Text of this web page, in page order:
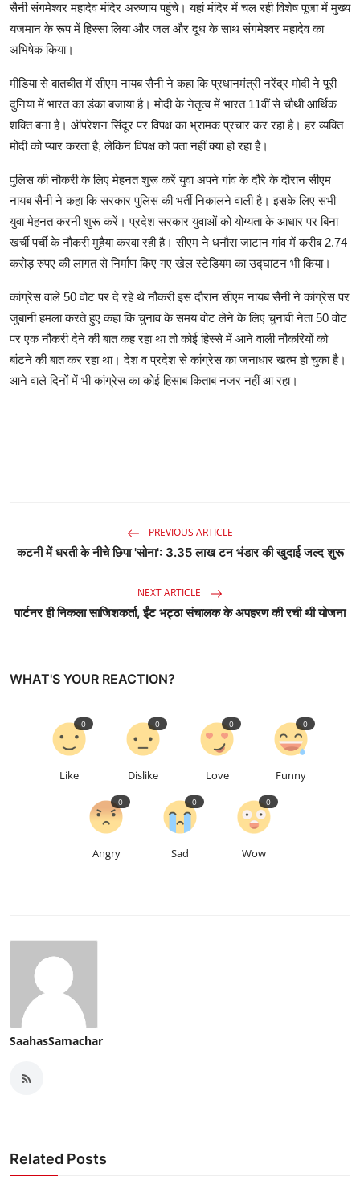
सैनी संगमेश्वर महादेव मंदिर अरुणाय पहुंचे। यहां मंदिर में चल रही विशेष पूजा में मुख्य
यजमान के रूप में हिस्सा लिया और जल और दूध के साथ संगमेश्वर महादेव का
अभिषेक किया।
मीडिया से बातचीत में सीएम नायब सैनी ने कहा कि प्रधानमंत्री नरेंद्र मोदी ने पूरी
दुनिया में भारत का डंका बजाया है। मोदी के नेतृत्व में भारत 11वीं से चौथी आर्थिक
शक्ति बना है। ऑपरेशन सिंदूर पर विपक्ष का भ्रामक प्रचार कर रहा है। हर व्यक्ति
मोदी को प्यार करता है, लेकिन विपक्ष को पता नहीं क्या हो रहा है।
पुलिस की नौकरी के लिए मेहनत शुरू करें युवा अपने गांव के दौरे के दौरान सीएम
नायब सैनी ने कहा कि सरकार पुलिस की भर्ती निकालने वाली है। इसके लिए सभी
युवा मेहनत करनी शुरू करें। प्रदेश सरकार युवाओं को योग्यता के आधार पर बिना
खर्ची पर्ची के नौकरी मुहैया करवा रही है। सीएम ने धनौरा जाटान गांव में करीब 2.74
करोड़ रुपए की लागत से निर्माण किए गए खेल स्टेडियम का उद्घाटन भी किया।
कांग्रेस वाले 50 वोट पर दे रहे थे नौकरी इस दौरान सीएम नायब सैनी ने कांग्रेस पर
जुबानी हमला करते हुए कहा कि चुनाव के समय वोट लेने के लिए चुनावी नेता 50 वोट
पर एक नौकरी देने की बात कह रहा था तो कोई हिस्से में आने वाली नौकरियों को
बांटने की बात कर रहा था। देश व प्रदेश से कांग्रेस का जनाधार खत्म हो चुका है।
आने वाले दिनों में भी कांग्रेस का कोई हिसाब किताब नजर नहीं आ रहा।
PREVIOUS ARTICLE
कटनी में धरती के नीचे छिपा 'सोना': 3.35 लाख टन भंडार की खुदाई जल्द शुरू
NEXT ARTICLE
पार्टनर ही निकला साजिशकर्ता, ईंट भट्ठा संचालक के अपहरण की रची थी योजना
WHAT'S YOUR REACTION?
Like
0
Dislike
0
Love
0
Funny
0
Angry
0
Sad
0
Wow
0
SaahasSamachar
Related Posts